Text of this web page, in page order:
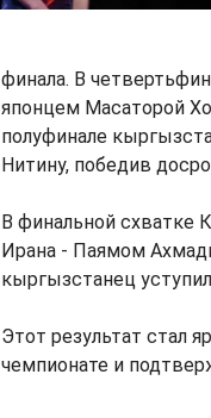
финала. В
японцем Масаторой
полуфинале
Нитину, победив
В финальной схватке
Ирана - Паямом
кыргызстанец
Этот результат стал
чемпионате и